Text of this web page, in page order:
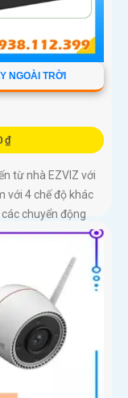
NGOÀI TRỜI
₫
từ nhà EZVIZ với
với 4 chế độ khác
chuyển động
hình IP WiFi